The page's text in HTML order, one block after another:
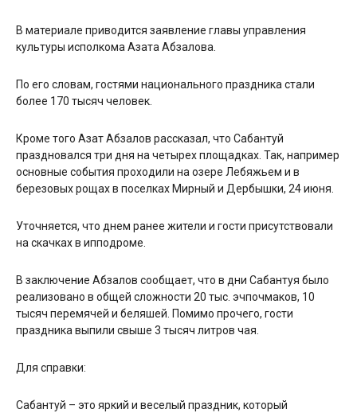
В материале приводится заявление главы управления
культуры исполкома Азата Абзалова.
По его словам, гостями национального праздника стали
более 170 тысяч человек.
Кроме того Азат Абзалов рассказал, что Сабантуй
праздновался три дня на четырех площадках. Так, например
основные события проходили на озере Лебяжьем и в
березовых рощах в поселках Мирный и Дербышки, 24 июня.
Уточняется, что днем ранее жители и гости присутствовали
на скачках в ипподроме.
В заключение Абзалов сообщает, что в дни Сабантуя было
реализовано в общей сложности 20 тыс. эчпочмаков, 10
тысяч перемячей и беляшей. Помимо прочего, гости
праздника выпили свыше 3 тысяч литров чая.
Для справки:
Сабантуй – это яркий и веселый праздник, который